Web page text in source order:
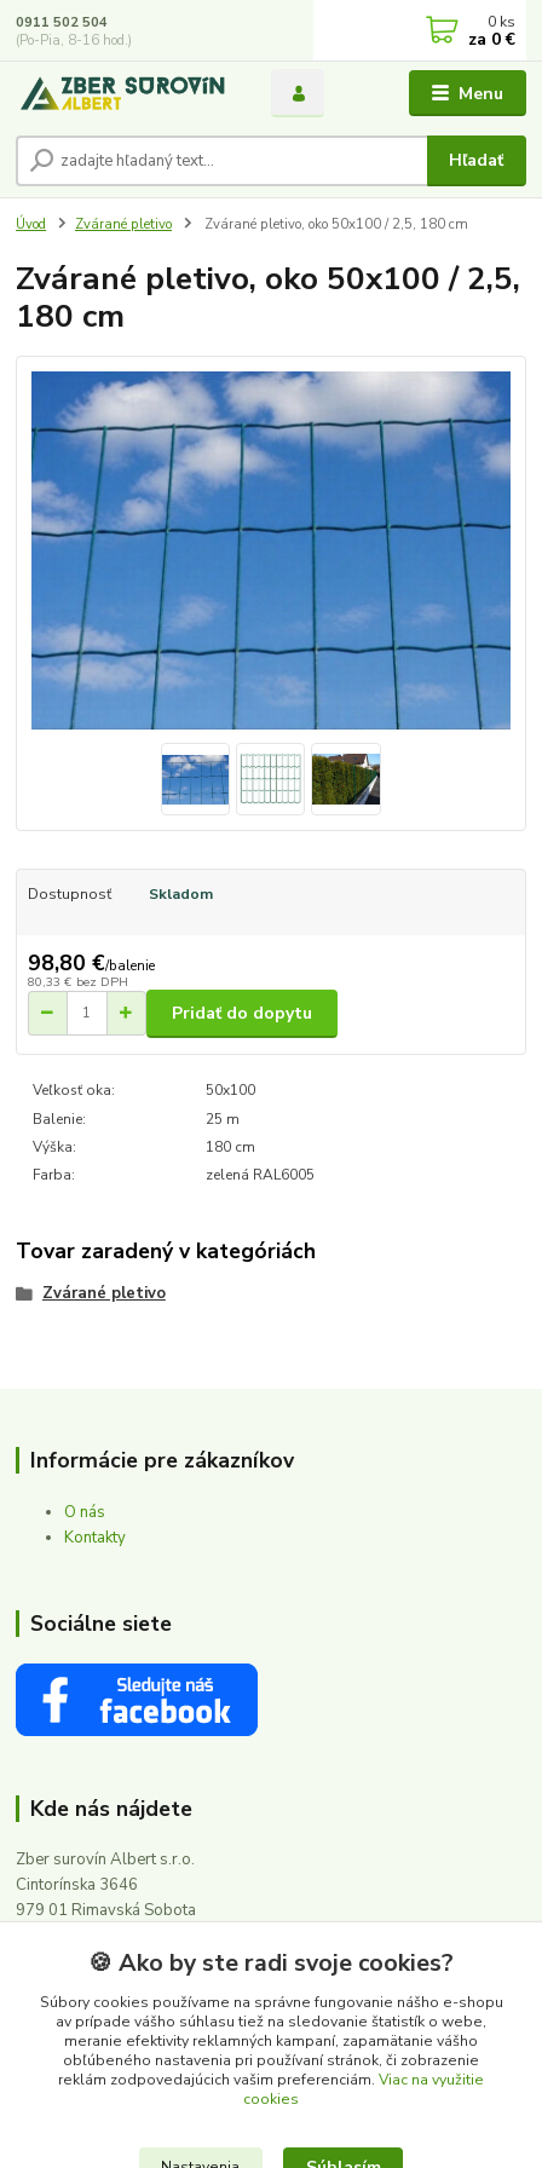
Menu
Hľadať
0911 502 504
(Po-Pia, 8-16 hod.)
0 ks
za 0 €
Úvod Zvárané pletivo Zvárané pletivo, oko 50x100 / 2,5, 180 cm
Zvárané pletivo, oko 50x100 / 2,5,
180 cm
Dostupnosť Skladom
98,80 €/balenie
80,33 € bez DPH
Pridať do dopytu
Veľkosť oka:
50x100
Balenie:
25 m
Výška:
180 cm
Farba:
zelená RAL6005
Tovar zaradený v kategóriách
Zvárané pletivo
Informácie pre zákazníkov
O nás
Kontakty
Sociálne siete
Kde nás nájdete
Zber surovín Albert s.r.o.
Cintorínska 3646
979 01 Rimavská Sobota
Kontakty
0911 502 504
(Po-Pia, 8-16 hod.)
🍪 Ako by ste radi svoje cookies?
Súbory cookies používame na správne fungovanie nášho e-shopu
av prípade vášho súhlasu tiež na sledovanie štatistík o webe,
meranie efektivity reklamných kampaní, zapamätanie vášho
obľúbeného nastavenia pri používaní stránok, či zobrazenie
reklám zodpovedajúcich vašim preferenciám. Viac na využitie
cookies